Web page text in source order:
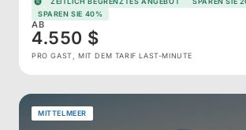
SPAREN SIE 40%
AB
4.550 $
PRO GAST, MIT DEM TARIF LAST-MINUTE
MITTELMEER